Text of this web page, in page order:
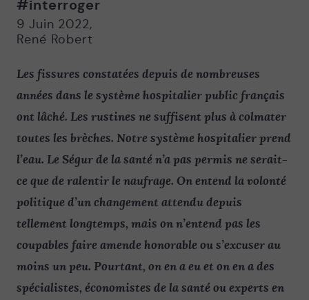
#interroger
9 Juin 2022,
René Robert
Les fissures constatées depuis de nombreuses
années dans le système hospitalier public français
ont lâché. Les rustines ne suffisent plus à colmater
toutes les brèches. Notre système hospitalier prend
l’eau. Le Ségur de la santé n’a pas permis ne serait-
ce que de ralentir le naufrage. On entend la volonté
politique d’un changement attendu depuis
tellement longtemps, mais on n’entend pas les
coupables faire amende honorable ou s’excuser au
moins un peu. Pourtant, on en a eu et on en a des
spécialistes, économistes de la santé ou experts en